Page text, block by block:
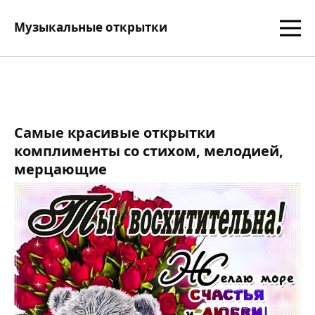
Музыкальные открытки
Самые красивые открытки
комплименты со стихом, мелодией,
мерцающие